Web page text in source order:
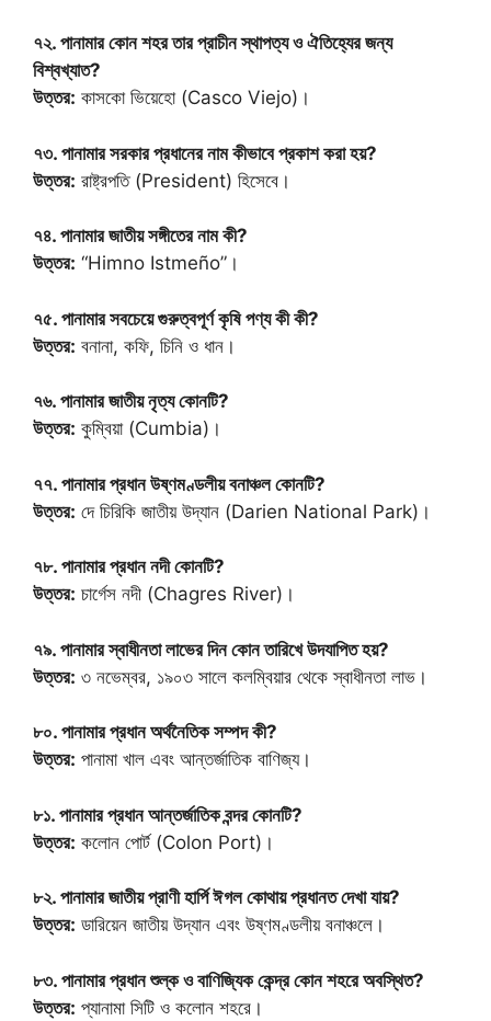
৭২. পানামার কোন শহর তার প্রাচীন স্থাপত্য ও ঐতিহ্যের জন্য
বিশ্বখ্যাত?
উত্তর: কাসকো ভিয়েহো (Casco Viejo)।
৭৩. পানামার সরকার প্রধানের নাম কীভাবে প্রকাশ করা হয়?
উত্তর: রাষ্ট্রপতি (President) হিসেবে।
৭৪. পানামার জাতীয় সঙ্গীতের নাম কী?
উত্তর: “Himno Istmeño”।
৭৫. পানামার সবচেয়ে গুরুত্বপূর্ণ কৃষি পণ্য কী কী?
উত্তর: বনানা, কফি, চিনি ও ধান।
৭৬. পানামার জাতীয় নৃত্য কোনটি?
উত্তর: কুম্বিয়া (Cumbia)।
৭৭. পানামার প্রধান উষ্ণমণ্ডলীয় বনাঞ্চল কোনটি?
উত্তর: দে চিরিকি জাতীয় উদ্যান (Darien National Park)।
৭৮. পানামার প্রধান নদী কোনটি?
উত্তর: চার্গেস নদী (Chagres River)।
৭৯. পানামার স্বাধীনতা লাভের দিন কোন তারিখে উদযাপিত হয়?
উত্তর: ৩ নভেম্বর, ১৯০৩ সালে কলম্বিয়ার থেকে স্বাধীনতা লাভ।
৮০. পানামার প্রধান অর্থনৈতিক সম্পদ কী?
উত্তর: পানামা খাল এবং আন্তর্জাতিক বাণিজ্য।
৮১. পানামার প্রধান আন্তর্জাতিক বন্দর কোনটি?
উত্তর: কলোন পোর্ট (Colon Port)।
৮২. পানামার জাতীয় প্রাণী হার্পি ঈগল কোথায় প্রধানত দেখা যায়?
উত্তর: ডারিয়েন জাতীয় উদ্যান এবং উষ্ণমণ্ডলীয় বনাঞ্চলে।
৮৩. পানামার প্রধান শুল্ক ও বাণিজ্যিক কেন্দ্র কোন শহরে অবস্থিত?
উত্তর: প্যানামা সিটি ও কলোন শহরে।